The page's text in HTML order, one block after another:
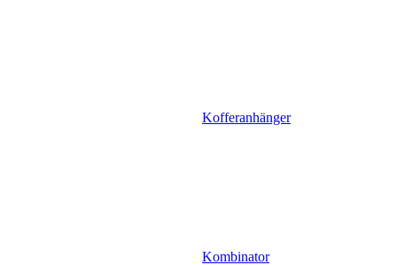
Kofferanhänger
Kombinator